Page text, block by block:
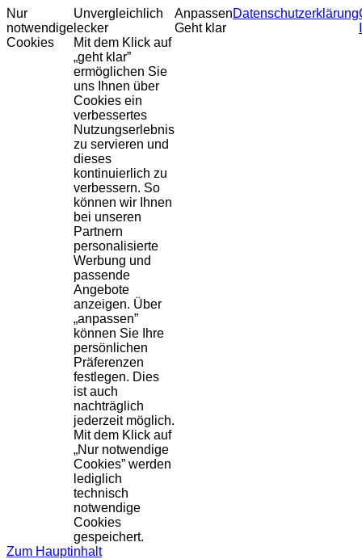
Nur
notwendige
Cookies
Unvergleichlich
lecker
Mit dem Klick auf
„geht klar”
ermöglichen Sie
uns Ihnen über
Cookies ein
verbessertes
Nutzungserlebnis
zu servieren und
dieses
kontinuierlich zu
verbessern. So
können wir Ihnen
bei unseren
Partnern
personalisierte
Werbung und
passende
Angebote
anzeigen. Über
„anpassen”
können Sie Ihre
persönlichen
Präferenzen
festlegen. Dies
ist auch
nachträglich
jederzeit möglich.
Mit dem Klick auf
„Nur notwendige
Cookies” werden
lediglich
technisch
notwendige
Cookies
gespeichert.
Anpassen
Geht klar
Datenschutzerklärung
Zum Hauptinhalt